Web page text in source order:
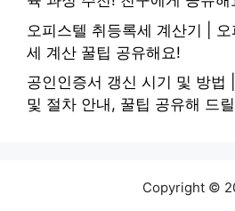
오피스텔 취등록세 계산기 |
세 계산 꿀팁 공유해요!
공인인증서 갱신 시기 및 방법
및 절차 안내, 꿀팁 공유해 드
Copyright ©